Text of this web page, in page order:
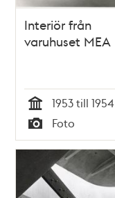
Interiör från
varuhuset MEA
Tid
1953 till 1954
Typ
Foto